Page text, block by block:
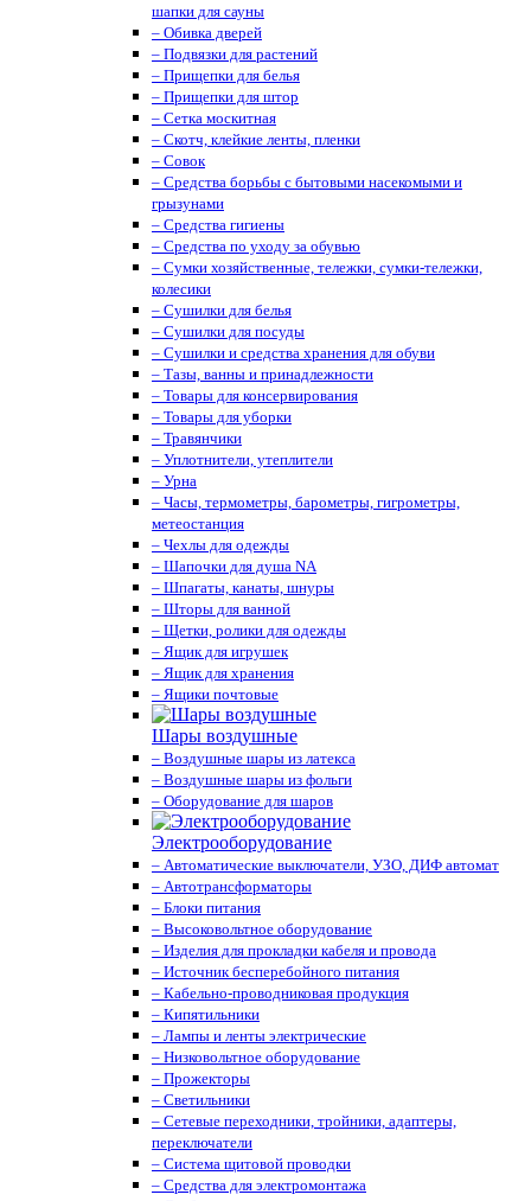
шапки для сауны
– Обивка дверей
– Подвязки для растений
– Прищепки для белья
– Прищепки для штор
– Сетка москитная
– Скотч, клейкие ленты, пленки
– Совок
– Средства борьбы с бытовыми насекомыми и
грызунами
– Средства гигиены
– Средства по уходу за обувью
– Сумки хозяйственные, тележки, сумки-тележки,
колесики
– Сушилки для белья
– Сушилки для посуды
– Сушилки и средства хранения для обуви
– Тазы, ванны и принадлежности
– Товары для консервирования
– Товары для уборки
– Травянчики
– Уплотнители, утеплители
– Урна
– Часы, термометры, барометры, гигрометры,
метеостанция
– Чехлы для одежды
– Шапочки для душа NA
– Шпагаты, канаты, шнуры
– Шторы для ванной
– Щетки, ролики для одежды
– Ящик для игрушек
– Ящик для хранения
– Ящики почтовые
Шары воздушные
– Воздушные шары из латекса
– Воздушные шары из фольги
– Оборудование для шаров
Электрооборудование
– Автоматические выключатели, УЗО, ДИФ автомат
– Автотрансформаторы
– Блоки питания
– Высоковольтное оборудование
– Изделия для прокладки кабеля и провода
– Источник бесперебойного питания
– Кабельно-проводниковая продукция
– Кипятильники
– Лампы и ленты электрические
– Низковольтное оборудование
– Прожекторы
– Светильники
– Сетевые переходники, тройники, адаптеры,
переключатели
– Система щитовой проводки
– Средства для электромонтажа